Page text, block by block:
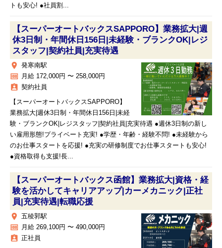
トも安心! ●社員割...
【スーパーオートバックスSAPPORO】業務拡大|週
休3日制・年間休日156日|未経験・ブランクOK|レジ
スタッフ|契約社員|充実待遇
place 発寒南駅
money 月給 172,000円 〜 258,000円
assignment_ind 契約社員
【スーパーオートバックスSAPPORO】
業務拡大|週休3日制・年間休日156日|未経
験・ブランクOK|レジスタッフ|契約社員|充実待遇 ●週休3日制の新し
い雇用形態!プライベート充実! ●学歴・年齢・経験不問! ●未経験から
のお仕事スタートを応援! ●充実の研修制度でお仕事スタートも安心!
●資格取得も支援!長...
【スーパーオートバックス函館】業務拡大|資格・経
験を活かしてキャリアアップ|カーメカニック|正社
員|充実待遇|転職応援
place 五稜郭駅
money 月給 269,100円 〜 490,000円
assignment_ind 正社員